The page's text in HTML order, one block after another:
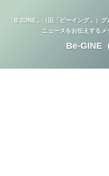
「B ZONE」（旧「ビーイング」）
ニュースをお伝えするメ
Be-GINE